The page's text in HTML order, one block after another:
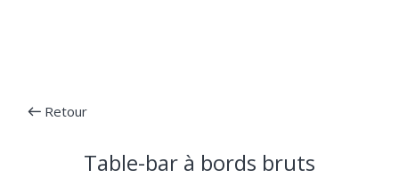
Retour
Table-bar à bords bruts